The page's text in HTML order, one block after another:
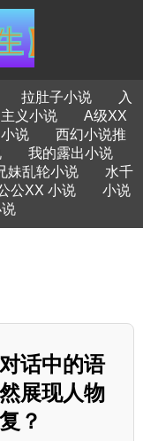
拉肚子小说
入
义小说
A级XX
说
西幻小说推
我的露出小说
妹乱轮小说
水千
公XX 小说
小说
话中的语
展现人物
？